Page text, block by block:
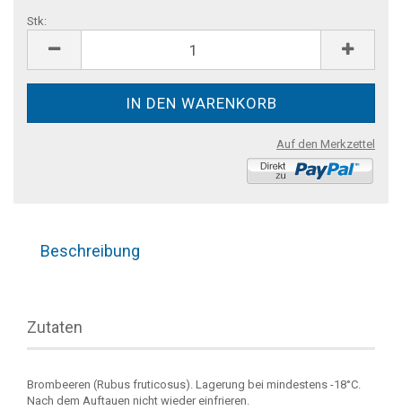
Stk:
Auf den Merkzettel
Beschreibung
Zutaten
Brombeeren (Rubus fruticosus). Lagerung bei mindestens -18°C.
Nach dem Auftauen nicht wieder einfrieren.